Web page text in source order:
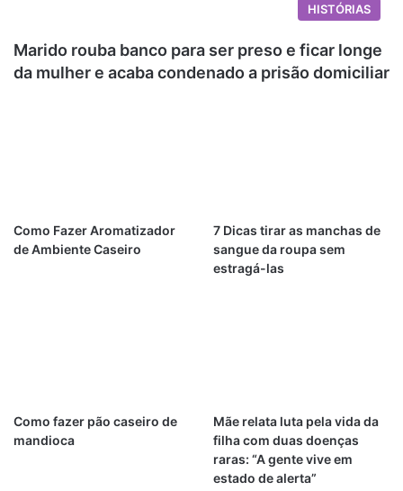
HISTÓRIAS
Marido rouba banco para ser preso e ficar longe
da mulher e acaba condenado a prisão domiciliar
Como Fazer Aromatizador
de Ambiente Caseiro
7 Dicas tirar as manchas de
sangue da roupa sem
estragá-las
Como fazer pão caseiro de
mandioca
Mãe relata luta pela vida da
filha com duas doenças
raras: “A gente vive em
estado de alerta”